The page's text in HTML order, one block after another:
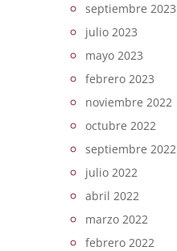
septiembre 2023
julio 2023
mayo 2023
febrero 2023
noviembre 2022
octubre 2022
septiembre 2022
julio 2022
abril 2022
marzo 2022
febrero 2022